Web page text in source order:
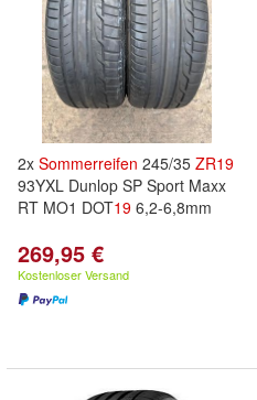
2x Sommerreifen 245/35 ZR19
93YXL Dunlop SP Sport Maxx
RT MO1 DOT19 6,2-6,8mm
269,95 €
Kostenloser Versand